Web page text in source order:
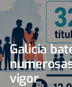
Galicia
vigor